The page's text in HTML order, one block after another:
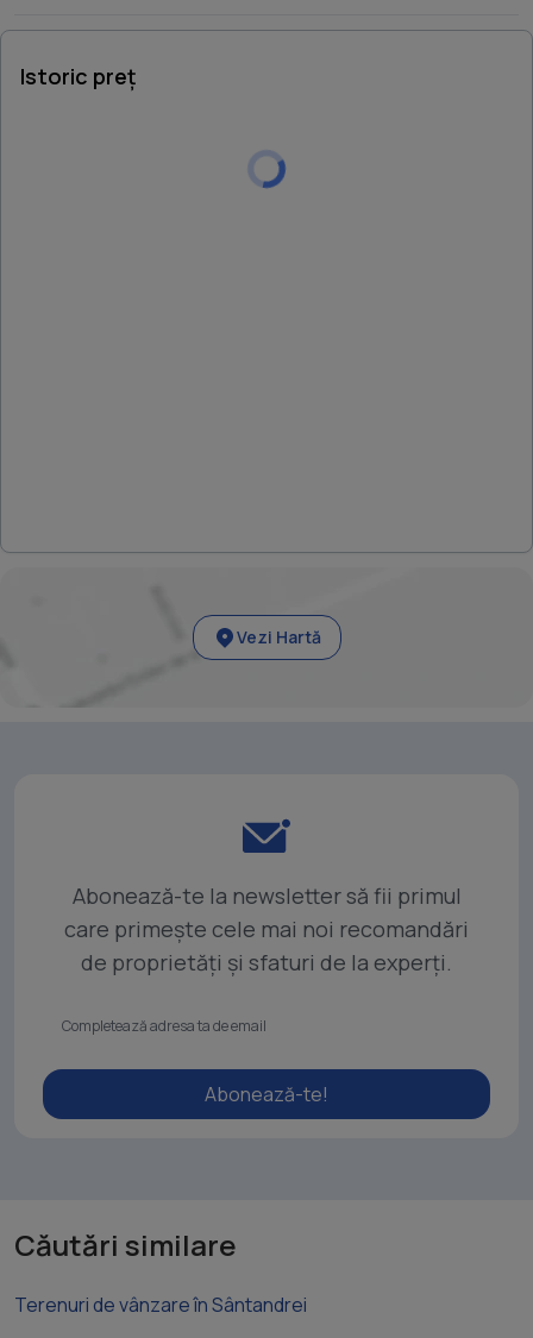
Istoric preț
Vezi Hartă
Abonează-te la newsletter să fii primul
care primește cele mai noi recomandări
de proprietăți și sfaturi de la experți.
Abonează-te!
Căutări similare
Terenuri de vânzare în Sântandrei